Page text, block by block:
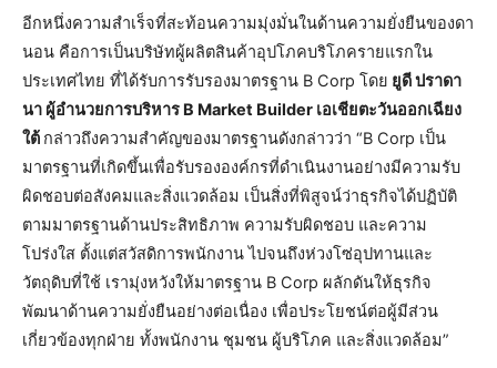
อีกหนึ่งความสำเร็จที่สะท้อนความมุ่งมั่นในด้านความยั่งยืนของดา
นอน คือการเป็นบริษัทผู้ผลิตสินค้าอุปโภคบริโภครายแรกใน
ประเทศไทย ที่ได้รับการรับรองมาตรฐาน B Corp โดย ยูดี ปราดา
นา ผู้อำนวยการบริหาร B Market Builder เอเชียตะวันออกเฉียง
ใต้ กล่าวถึงความสำคัญของมาตรฐานดังกล่าวว่า “B Corp เป็น
มาตรฐานที่เกิดขึ้นเพื่อรับรององค์กรที่ดำเนินงานอย่างมีความรับ
ผิดชอบต่อสังคมและสิ่งแวดล้อม เป็นสิ่งที่พิสูจน์ว่าธุรกิจได้ปฏิบัติ
ตามมาตรฐานด้านประสิทธิภาพ ความรับผิดชอบ และความ
โปร่งใส ตั้งแต่สวัสดิการพนักงาน ไปจนถึงห่วงโซ่อุปทานและ
วัตถุดิบที่ใช้ เรามุ่งหวังให้มาตรฐาน B Corp ผลักดันให้ธุรกิจ
พัฒนาด้านความยั่งยืนอย่างต่อเนื่อง เพื่อประโยชน์ต่อผู้มีส่วน
เกี่ยวข้องทุกฝ่าย ทั้งพนักงาน ชุมชน ผู้บริโภค และสิ่งแวดล้อม”